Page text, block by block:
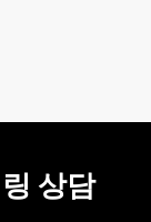
상담